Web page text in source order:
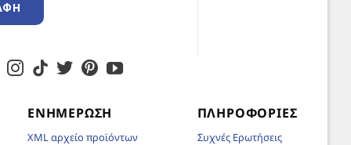
ΕΝΗΜΈΡΩΣΗ
XML αρχείο προϊόντων
ΠΛΗΡΟΦΟΡΊΕΣ
Συχνές Ερωτήσεις